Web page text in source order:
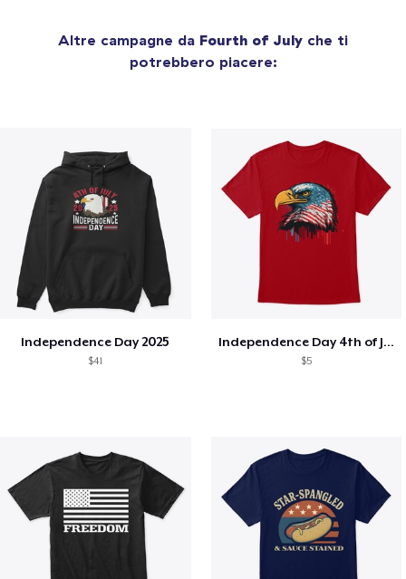
Altre campagne da Fourth of July che ti
potrebbero piacere:
Independence Day 2025
$41
Independence Day 4th of July T-Shirt
$5